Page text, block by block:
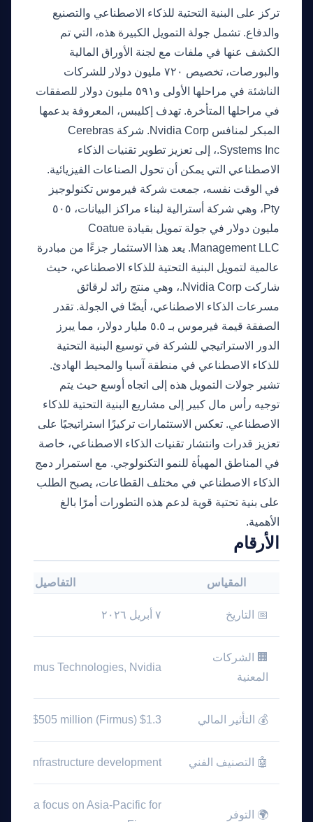
تركز على البنية التحتية للذكاء الاصطناعي والتصنيع
والدفاع. تشمل جولة التمويل الكبيرة هذه، التي تم
الكشف عنها في ملفات مع لجنة الأوراق المالية
والبورصات، تخصيص ٧٢٠ مليون دولار للشركات
الناشئة في مراحلها الأولى و٥٩١ مليون دولار للصفقات
في مراحلها المتأخرة. تهدف إكليبس، المعروفة بدعمها
المبكر لمنافس Nvidia Corp. شركة Cerebras
Systems Inc.، إلى تعزيز تطوير تقنيات الذكاء
الاصطناعي التي يمكن أن تحول الصناعات الفيزيائية.
في الوقت نفسه، جمعت شركة فيرموس تكنولوجيز
Pty، وهي شركة أسترالية لبناء مراكز البيانات، ٥٠٥
مليون دولار في جولة تمويل بقيادة Coatue
Management LLC. يعد هذا الاستثمار جزءًا من مبادرة
عالمية لتمويل البنية التحتية للذكاء الاصطناعي، حيث
شاركت Nvidia Corp.، وهي منتج رائد لرقائق
مسرعات الذكاء الاصطناعي، أيضًا في الجولة. تقدر
الصفقة قيمة فيرموس بـ ٥.٥ مليار دولار، مما يبرز
الدور الاستراتيجي للشركة في توسيع البنية التحتية
للذكاء الاصطناعي في منطقة آسيا والمحيط الهادئ.
تشير جولات التمويل هذه إلى اتجاه أوسع حيث يتم
توجيه رأس مال كبير إلى مشاريع البنية التحتية للذكاء
الاصطناعي. تعكس الاستثمارات تركيزًا استراتيجيًا على
تعزيز قدرات وانتشار تقنيات الذكاء الاصطناعي، خاصة
في المناطق المهيأة للنمو التكنولوجي. مع استمرار دمج
الذكاء الاصطناعي في مختلف القطاعات، يصبح الطلب
على بنية تحتية قوية لدعم هذه التطورات أمرًا بالغ
الأهمية.
الأرقام
المقياس التفاصيل
📅 التاريخ ٧ أبريل ٢٠٢٦
🏢 الشركات
المعنية
Firmus Technologies, Nvidia
💰 التأثير المالي $1.3 billion (Eclipse), $505 million (Firmus)
🤖 التصنيف الفني AI infrastructure development
🌍 التوفر
with a focus on Asia-Pacific for